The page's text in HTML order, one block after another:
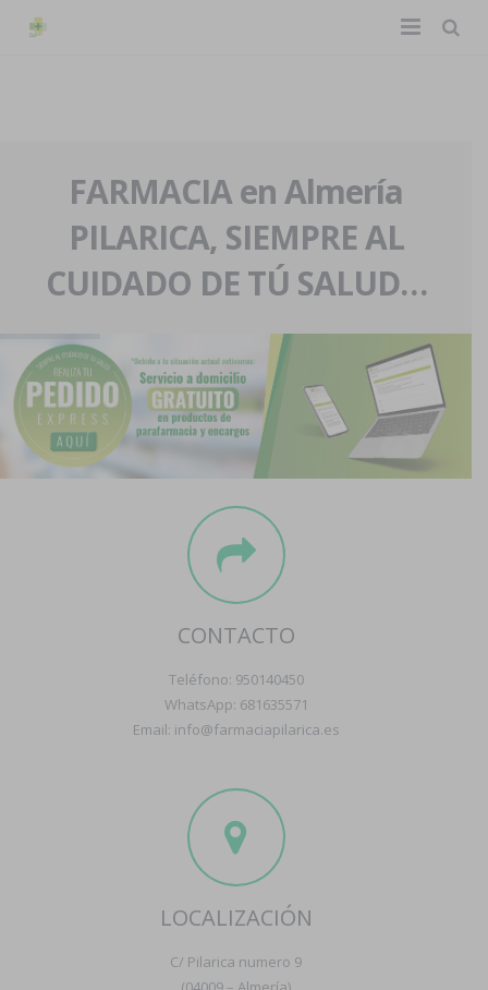
La farmacia
Nuestra historia
Nuestro equipo
Eventos
Servicios y reservas
Pedidos express
Blog
Contacto
Boletín
FARMACIA en Almería
PILARICA, SIEMPRE AL
CUIDADO DE TÚ SALUD…
CONTACTO
Teléfono: 950140450
WhatsApp: 681635571
Email: info@farmaciapilarica.es
LOCALIZACIÓN
C/ Pilarica numero 9